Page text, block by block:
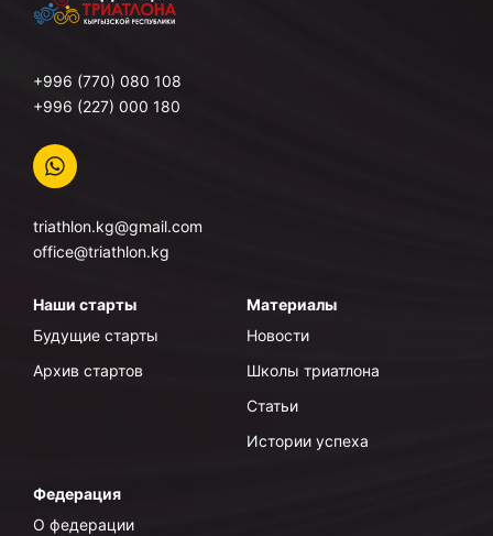
+996 (770) 080 108
+996 (227) 000 180
triathlon.kg@gmail.com
office@triathlon.kg
Наши старты
Будущие старты
Архив стартов
Материалы
Новости
Школы триатлона
Статьи
Истории успеха
Федерация
О федерации